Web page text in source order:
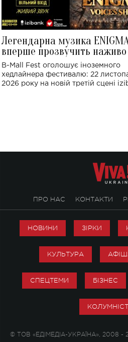
Легендарна музика
вперше прозвучить наживо
Україні: де відбудеться
B-Mall Fest оголошує іноземного
хедлайнера фестивалю: 22
2026 року на новій третій сцені
ПРО НАС КОНТАКТИ
НОВИНИ ЗІРКИ
КУЛЬТУРА
СПЕЦТЕМИ БІЗНЕС
© ТОВ «ЕДІМЕДІА-УКРАЇНА», 2008 -